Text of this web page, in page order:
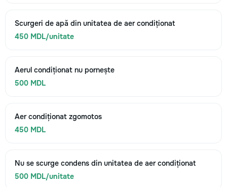
Scurgeri de apă din unitatea de aer condiționat
450 MDL/unitate
Aerul condiționat nu pornește
500 MDL
Aer condiționat zgomotos
450 MDL
Nu se scurge condens din unitatea de aer condiționat
500 MDL/unitate